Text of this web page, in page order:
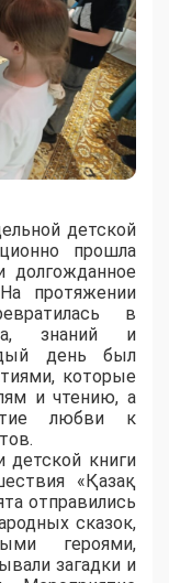
детской
прошла
долгожданное
протяжении
в
знаний и
день был
которые
и чтению, а
любви к
детской книги
«Қазақ
отправились
сказок,
героями,
загадки и